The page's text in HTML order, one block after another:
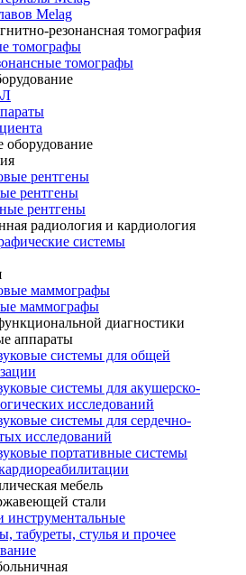
Melag
резонансная томография
томографы
томографы
оборудование
рентгены
рентгены
рентгены
радиология и кардиология
системы
маммографы
маммографы
диагностики
аппараты
системы для общей
системы для акушерско-
исследований
системы для cердечно-
исследований
портативные системы
мебель
стали
инструментальные
табуреты, стулья и прочее